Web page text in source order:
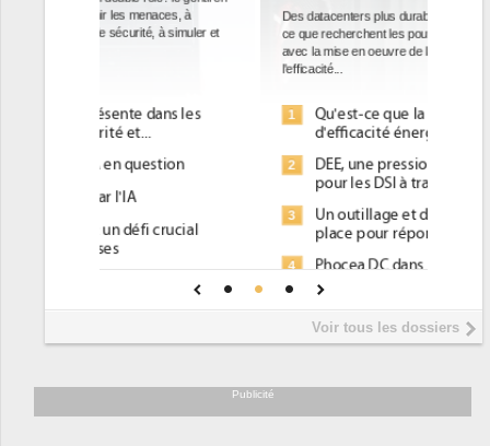
Des datacenters plus durables et plus efficaces, c'est
ce que recherchent les pouvoirs publics européens
avec la mise en oeuvre de la nouvelle Directive sur
1
Qu'est-ce que la DEE (directive
d'efficacité énergétique) ?
2
DEE, une pression administrative
pour les DSI à transformer...
Un outillage et des services déjà en
place pour répondre à...
Phocea DC dans les cordes pour la
Interview de Fabrice Coquio,
président de Digital Realty...
soutient les...
Voir tous les dossiers
Publicité